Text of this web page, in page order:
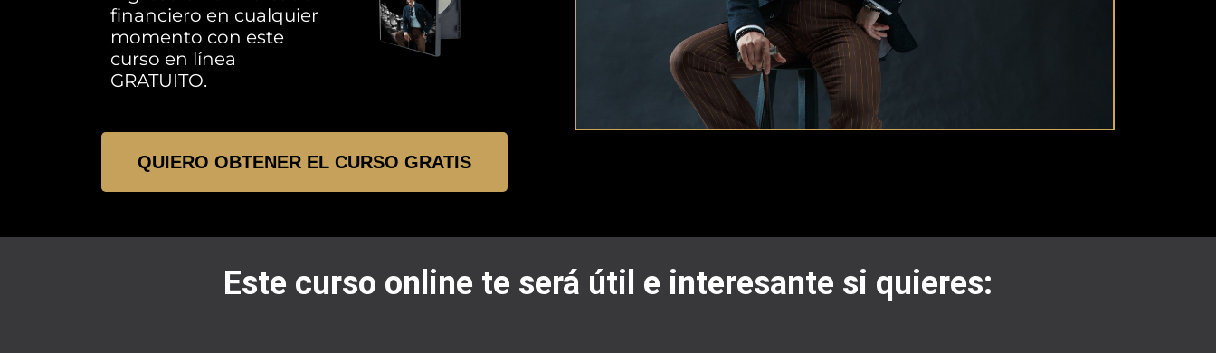
financiero en cualquier
momento con este
curso en línea
GRATUITO.
QUIERO OBTENER EL CURSO GRATIS
Este curso online te será útil e interesante si quieres: